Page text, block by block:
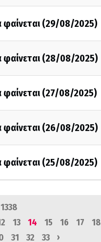
φαίνεται (29/08/2025)
φαίνεται (28/08/2025)
(27/08/2025)
φαίνεται (26/08/2025)
φαίνεται (25/08/2025)
1338
13 14 15 16 17 18
31 32 33 ›